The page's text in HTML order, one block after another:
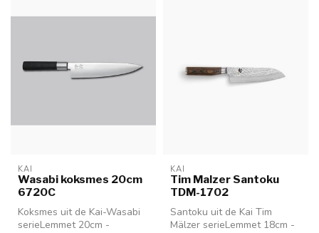
KAI
Wasabi koksmes 20cm
6720C
Koksmes uit de Kai-Wasabi
serieLemmet 20cm -
KAI
Tim Malzer Santoku
TDM-1702
Santoku uit de Kai Tim
Mälzer serieLemmet 18cm -